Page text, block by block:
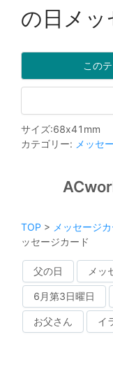
の日メッ
この
サイズ:68x41 mm
カテゴリー: メッセ
TOP > メッセージ
ッセージカード
父の日 メッ
6月第3日曜日
お父さん イ